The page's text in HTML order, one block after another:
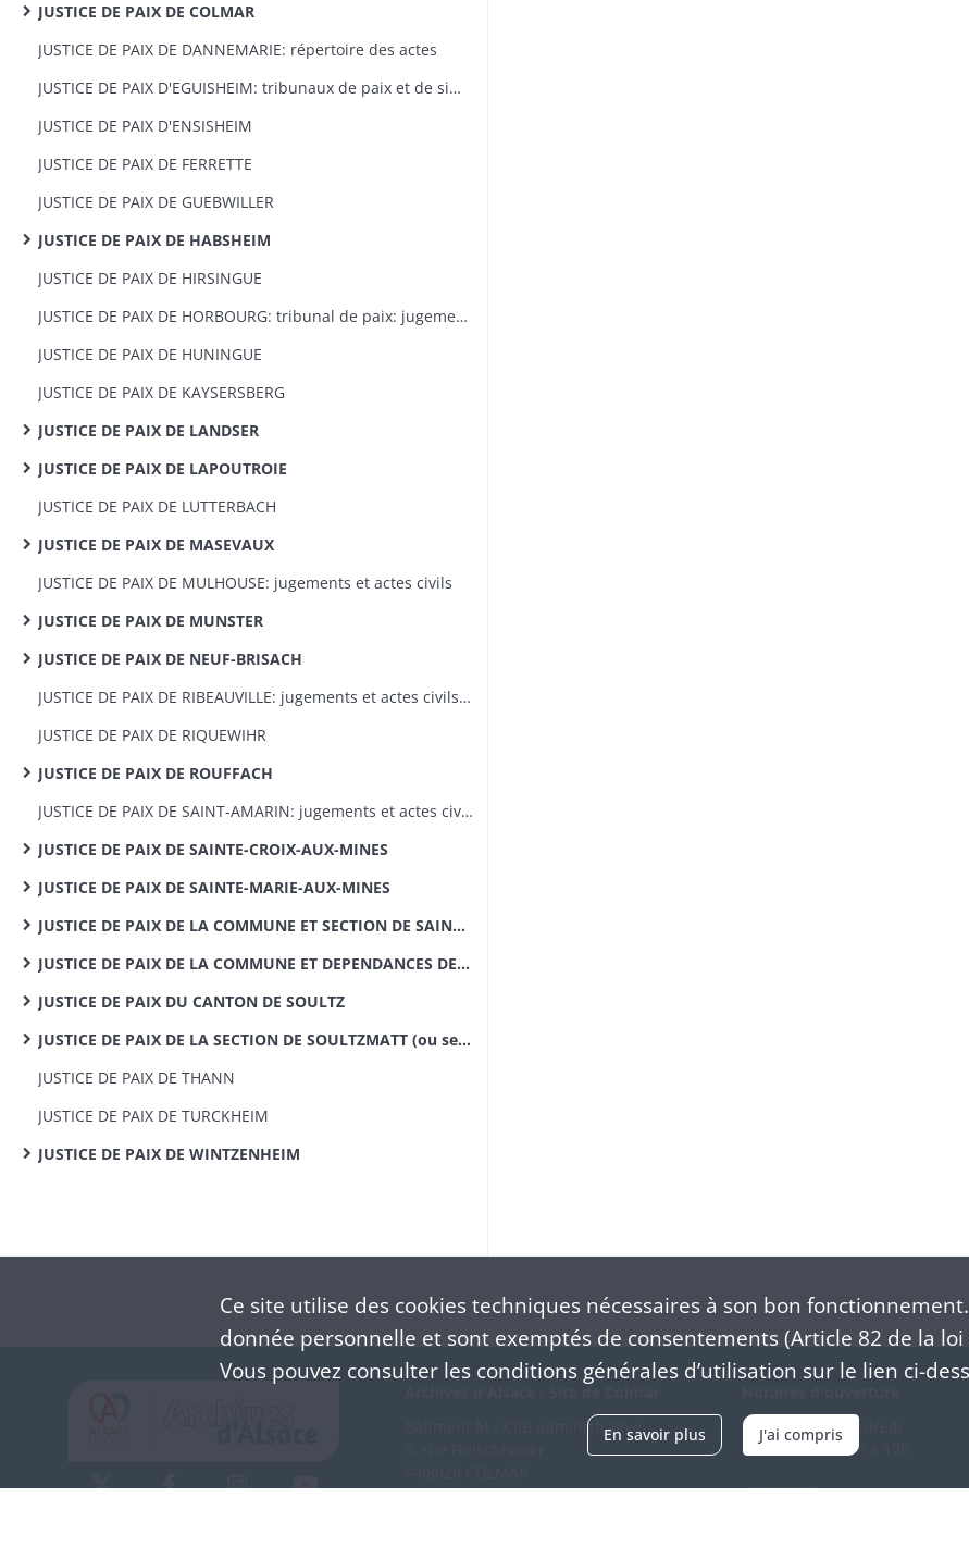
JUSTICE DE PAIX DE COLMAR
JUSTICE DE PAIX DE DANNEMARIE: répertoire des actes
JUSTICE DE PAIX D'EGUISHEIM: tribunaux de paix et de simple police: jugements et actes civils
JUSTICE DE PAIX D'ENSISHEIM
JUSTICE DE PAIX DE FERRETTE
JUSTICE DE PAIX DE GUEBWILLER
JUSTICE DE PAIX DE HABSHEIM
JUSTICE DE PAIX DE HIRSINGUE
JUSTICE DE PAIX DE HORBOURG: tribunal de paix: jugements et actes civils
JUSTICE DE PAIX DE HUNINGUE
JUSTICE DE PAIX DE KAYSERSBERG
JUSTICE DE PAIX DE LANDSER
JUSTICE DE PAIX DE LAPOUTROIE
JUSTICE DE PAIX DE LUTTERBACH
JUSTICE DE PAIX DE MASEVAUX
JUSTICE DE PAIX DE MULHOUSE: jugements et actes civils
JUSTICE DE PAIX DE MUNSTER
JUSTICE DE PAIX DE NEUF-BRISACH
JUSTICE DE PAIX DE RIBEAUVILLE: jugements et actes civils 1820-1868
JUSTICE DE PAIX DE RIQUEWIHR
JUSTICE DE PAIX DE ROUFFACH
JUSTICE DE PAIX DE SAINT-AMARIN: jugements et actes civils
JUSTICE DE PAIX DE SAINTE-CROIX-AUX-MINES
JUSTICE DE PAIX DE SAINTE-MARIE-AUX-MINES
JUSTICE DE PAIX DE LA COMMUNE ET SECTION DE SAINT-HIPPOLYTE
JUSTICE DE PAIX DE LA COMMUNE ET DEPENDANCES DE SOULTZ
JUSTICE DE PAIX DU CANTON DE SOULTZ
JUSTICE DE PAIX DE LA SECTION DE SOULTZMATT (ou second arrondissement du canton de Rouffach)
JUSTICE DE PAIX DE THANN
JUSTICE DE PAIX DE TURCKHEIM
JUSTICE DE PAIX DE WINTZENHEIM
Bâtiment M / Cité administrative
(+33) 3 89 21 97 00
Du mardi au vendredi
en continu de 9h à 17h
Ce site utilise des cookiestechniques nécessaires à son bon
donnée personnelle et sont exemptés de consentements (Article 82 de la
Vous pouvez consulter les conditions générales d’utilisation sur le lien ci-
En savoir plus J'ai compris